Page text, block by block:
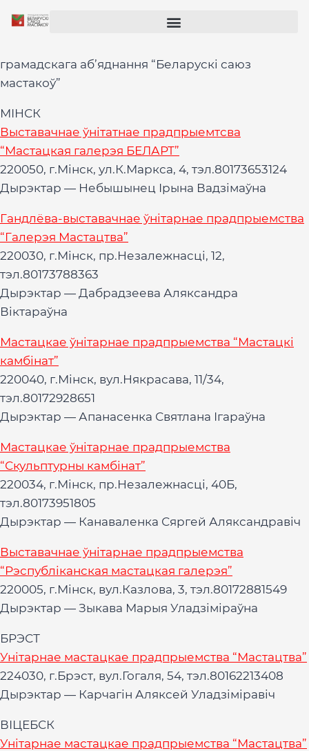
грамадскага аб’яднання “Беларускі саюз
мастакоў”
МІНСК
Выставачнае ўнітатнае прадпрыемтсва
“Мастацкая галерэя БЕЛАРТ”
220050, г.Мінск, ул.К.Маркса, 4, тэл.80173653124
Дырэктар — Небышынец Ірына Вадзімаўна
Гандлёва-выставачнае ўнітарнае прадпрыемства
“Галерэя Мастацтва”
220030, г.Мінск, пр.Незалежнасці, 12,
тэл.80173788363
Дырэктар — Дабрадзеева Аляксандра
Віктараўна
Мастацкае ўнітарнае прадпрыемства “Мастацкі
камбінат”
220040, г.Мінск, вул.Някрасава, 11/34,
тэл.80172928651
Дырэктар — Апанасенка Святлана Ігараўна
Мастацкае ўнітарнае прадпрыемства
“Скульптурны камбінат”
220034, г.Мінск, пр.Незалежнасці, 40Б,
тэл.80173951805
Дырэктар — Канаваленка Сяргей Аляксандравіч
Выставачнае ўнітарнае прадпрыемства
“Рэспубліканская мастацкая галерэя”
220005, г.Мінск, вул.Казлова, 3, тэл.80172881549
Дырэктар — Зыкава Марыя Уладзіміраўна
БРЭСТ
Унітарнае мастацкае прадпрыемства “Мастацтва”
224030, г.Брэст, вул.Гогаля, 54, тэл.80162213408
Дырэктар — Карчагін Аляксей Уладзіміравіч
ВІЦЕБСК
Унітарнае мастацкае прадпрыемства “Мастацтва”